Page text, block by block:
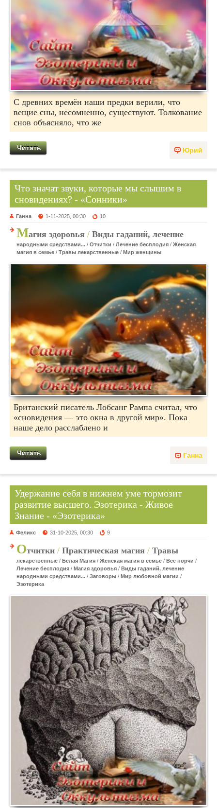
С древних времён наши предки верили, что
вещие сны, несомненно, существуют. Толкование
снов объясняло, что же
Юрий
Читать
Что значат звуки, которые мы слышим в
сновидениях? - «Сонники»
Ганна 1-11-2025, 00:30 10
Магия здоровья / Виды гаданий, лечение
народными средствами... / Отчитки / Лечение бесплодия / Женская
магия в семье / Травы лекарственные / Мир женщины
Британский писатель Лобсанг Рампа считал, что
«сновидения — это окна в другой мир». Пока
наше дело расслаблено и
Ганна
Читать
Удержание себя в нижнем уме тормозит
развитие высшего. Эзотерика - Живое
Знание - «Эзотерика»
Феликс 31-10-2025, 00:30 9
Отчитки / Практическая магия / Травы
лекарственные / Белая Магия / Женская магия в семье / Все порчи /
Лечение бесплодия / Магия здоровья / Виды гаданий, лечение
народными средствами... / Заговоры / Мир любовной магии /
Эзотерика